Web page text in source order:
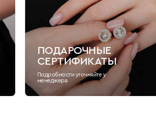
ПОДАРОЧНЫЕ
СЕРТИФИКАТЫ
Подробности уточняйте у
менеджера